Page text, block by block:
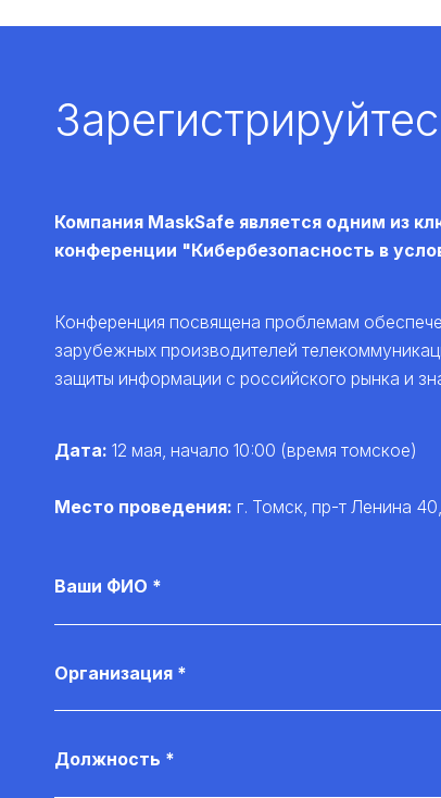
Компания MaskSafe является одним из
конференции "Кибербезопасность в
Конференция посвящена проблемам
зарубежных производителей
защиты информации с российского рынка и
Дата: 12 мая, начало 10:00 (время томское)
Место проведения: г. Томск, пр-т Ленина
Ваши ФИО *
Организация *
Должность *